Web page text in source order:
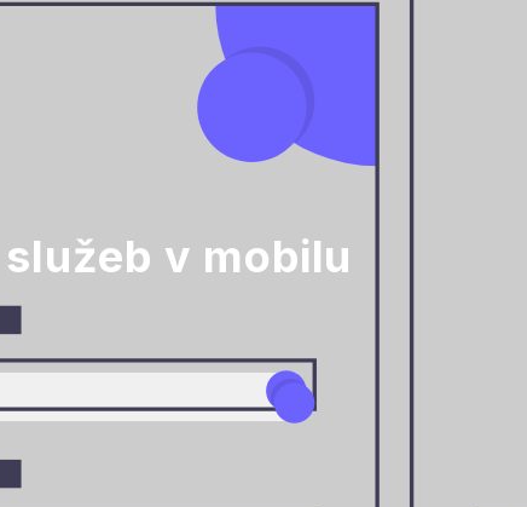
v mobilu